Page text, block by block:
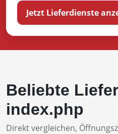
Jetzt Lieferdienste
Beliebte
index.php
Direkt vergleichen,